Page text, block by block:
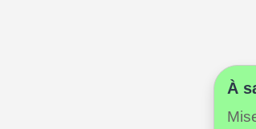
À